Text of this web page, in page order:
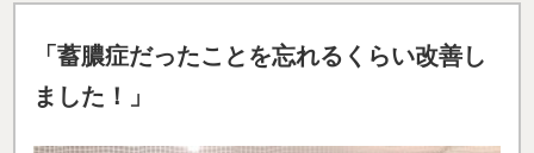
「蓄膿症だったことを忘れるくらい改善し
ました！」